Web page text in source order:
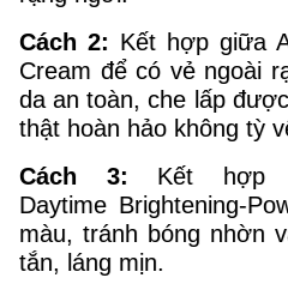
Cách 2: Kết hợp giữa
Cream để có vẻ ngoài
da an toàn, che lấp
thật hoàn hảo không tỳ
Cách 3: Kết hợp
Daytime Brightening-
màu, tránh bóng nhờn
tắn, láng mịn.